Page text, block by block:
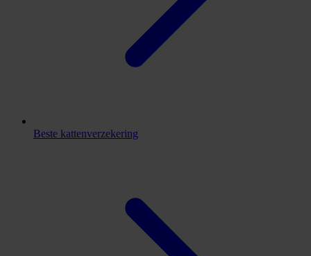
Beste kattenverzekering